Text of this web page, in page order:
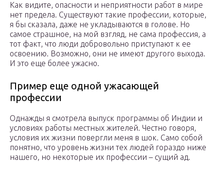
Как видите, опасности и неприятности работ в мире
нет предела. Существуют такие профессии, которые,
я бы сказала, даже не укладываются в голове. Но
самое страшное, на мой взгляд, не сама профессия, а
тот факт, что люди добровольно приступают к ее
освоению. Возможно, они не имеют другого выхода.
И это еще более ужасно.
Пример еще одной ужасающей
профессии
Однажды я смотрела выпуск программы об Индии и
условиях работы местных жителей. Честно говоря,
условия их жизни повергли меня в шок. Само собой
понятно, что уровень жизни тех людей гораздо ниже
нашего, но некоторые их профессии – сущий ад.